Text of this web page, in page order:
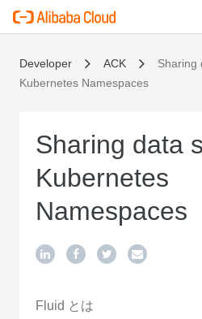
Developer ACK
Sharing
Kubernetes Namespaces
Sharing data
Kubernetes
Namespaces
Fluid とは